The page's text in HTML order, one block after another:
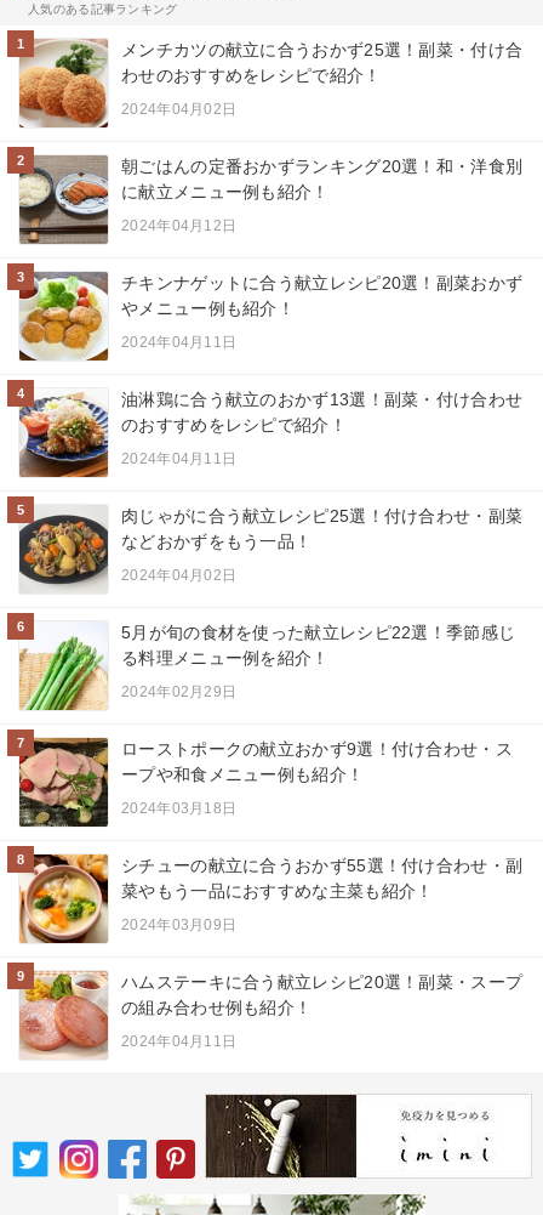
人気のある記事ランキング
1
メンチカツの献立に合うおかず25選！副菜・付け合
わせのおすすめをレシピで紹介！
2024年04月02日
2
朝ごはんの定番おかずランキング20選！和・洋食別
に献立メニュー例も紹介！
2024年04月12日
3
チキンナゲットに合う献立レシピ20選！副菜おかず
やメニュー例も紹介！
2024年04月11日
4
油淋鶏に合う献立のおかず13選！副菜・付け合わせ
のおすすめをレシピで紹介！
2024年04月11日
5
肉じゃがに合う献立レシピ25選！付け合わせ・副菜
などおかずをもう一品！
2024年04月02日
6
5月が旬の食材を使った献立レシピ22選！季節感じ
る料理メニュー例を紹介！
2024年02月29日
7
ローストポークの献立おかず9選！付け合わせ・ス
ープや和食メニュー例も紹介！
2024年03月18日
8
シチューの献立に合うおかず55選！付け合わせ・副
菜やもう一品におすすめな主菜も紹介！
2024年03月09日
9
ハムステーキに合う献立レシピ20選！副菜・スープ
の組み合わせ例も紹介！
2024年04月11日